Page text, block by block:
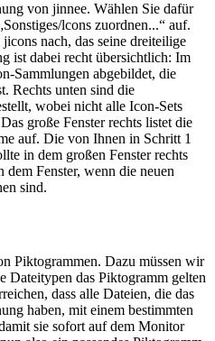
von jinnee. Wählen Sie dafür
lcons zuordnen...“ auf.
nach, das seine dreiteilige
ist dabei recht übersichtlich: Im
Sammlungen abgebildet, die
Rechts unten sind die
wobei nicht alle Icon-Sets
große Fenster rechts listet die
auf. Die von Ihnen in Schritt 1
in dem großen Fenster rechts
dem Fenster, wenn die neuen
sind.
Piktogrammen. Dazu müssen wir
Dateitypen das Piktogramm gelten
dass alle Dateien, die das
haben, mit einem bestimmten
sie sofort auf dem Monitor